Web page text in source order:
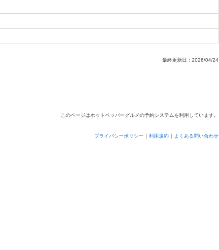
最終更新日：2026/04/24
このページはホットペッパーグルメの予約システムを利用しています。
プライバシーポリシー 利用規約 よくある問い合わせ